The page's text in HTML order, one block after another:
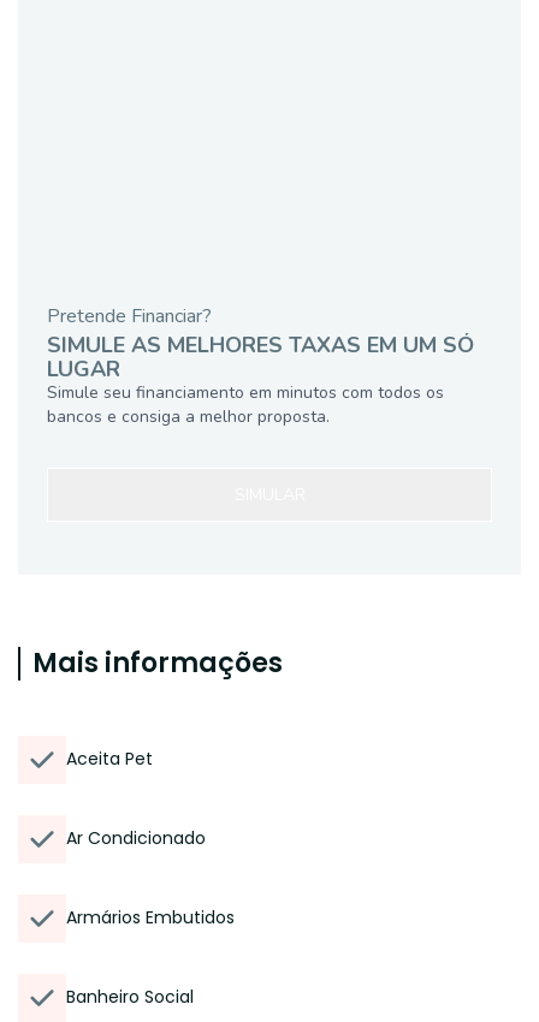
Pretende Financiar?
SIMULE AS MELHORES TAXAS EM UM SÓ
LUGAR
Simule seu financiamento em minutos com todos os
bancos e consiga a melhor proposta.
Mais informações
Aceita Pet
Ar Condicionado
Armários Embutidos
Banheiro Social